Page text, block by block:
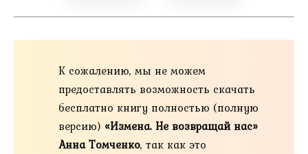
К сожалению, мы не можем
предоставлять возможность скачать
бесплатно книгу полностью (полную
версию) «Измена. Не возвращай нас»
Анна Томченко, так как это